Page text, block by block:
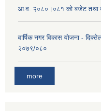
आ.व. २०८०।०८१ को बजेट तथा
वार्षिक नगर विकास योजना -
२०७९/०८०
more